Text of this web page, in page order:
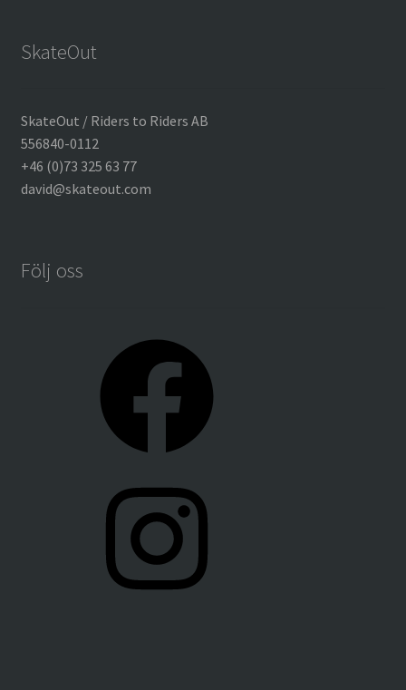
SkateOut
SkateOut / Riders to Riders AB
556840-0112
+46 (0)73 325 63 77
david@skateout.com
Följ oss